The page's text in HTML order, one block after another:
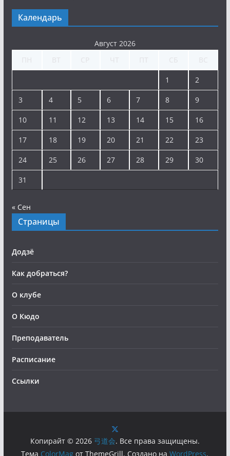
Календарь
Август 2026
1 2
3 4 5 6 7 8 9
10 11 12 13 14 15 16
17 18 19 20 21 22 23
24 25 26 27 28 29 30
31
« Сен
Страницы
Додзё
Как добраться?
О клубе
О Кюдо
Преподаватель
Расписание
Ссылки
Копирайт © 2026 弓道会. Все права защищены.
Тема ColorMag от ThemeGrill. Создано наWordPress.